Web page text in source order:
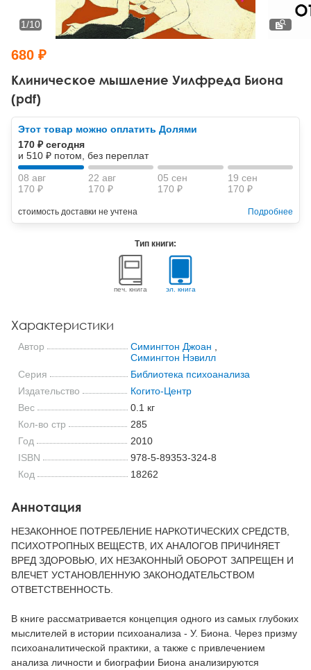
Тревожные расстройства, панические атаки
Психодрама
Другие направления психотерапии
Классический, эриксоновский гипноз и НЛП
НЛП
Психология труда и эргономика
Социальная психология
Социальная и организационная психология
Классический и юнгианский психоанализ
Клиническое мышление Уилфреда Биона
(pdf)
1/10
680 ₽
Этот товар можно оплатить Долями
170 ₽ сегодня
и 510 ₽ потом, без переплат
08 авг
170 ₽
22 авг
170 ₽
05 сен
170 ₽
19 сен
170 ₽
стоимость доставки не учтена Подробнее
Тип книги:
печ. книга эл. книга
Характеристики
Автор Симингтон Джоан
Симингтон Нэвилл
Серия
Библиотека психоанализа
Издательство
Когито-Центр
Вес
0.1 кг
Кол-во стр
285
Год
2010
ISBN
978-5-89353-324-8
Код
18262
Аннотация
НЕЗАКОННОЕ ПОТРЕБЛЕНИЕ НАРКОТИЧЕСКИХ СРЕДСТВ,
ПСИХОТРОПНЫХ ВЕЩЕСТВ, ИХ АНАЛОГОВ ПРИЧИНЯЕТ
ВРЕД ЗДОРОВЬЮ, ИХ НЕЗАКОННЫЙ ОБОРОТ ЗАПРЕЩЕН И
ВЛЕЧЕТ УСТАНОВЛЕННУЮ ЗАКОНОДАТЕЛЬСТВОМ
ОТВЕТСТВЕННОСТЬ.
В книге рассматривается концепция одного из самых глубоких
мыслителей в истории психоанализа - У. Биона. Через призму
психоаналитической практики, а также с привлечением
анализа личности и биографии Биона анализируются